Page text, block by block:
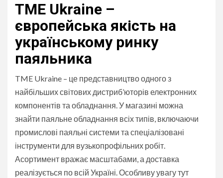
TME Ukraine –
європейська якість на
українському ринку
паяльника
TME Ukraine – це представництво одного з
найбільших світових дистриб’юторів електронних
компонентів та обладнання. У магазині можна
знайти паяльне обладнання всіх типів, включаючи
промислові паяльні системи та спеціалізовані
інструменти для вузькопрофільних робіт.
Асортимент вражає масштабами, а доставка
реалізується по всій Україні. Особливу увагу тут